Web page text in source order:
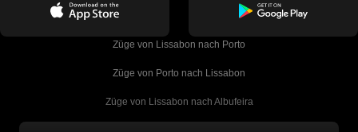
Züge von Lissabon nach Porto
Züge von Porto nach Lissabon
Züge von Lissabon nach Albufeira